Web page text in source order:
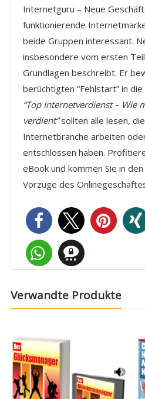
Internetguru – Neue
funktionierende
beide Gruppen interessant.
insbesondere vom ersten
Grundlagen beschreibt. Er
berüchtigten “Fehlstart” in
“Top Internetverdienst – Wie
verdient”sollten alle lesen,
Internetbranche arbeiten
entschlossen haben.
eBook und kommen Sie in
Vorzüge des
Verwandte Produkte